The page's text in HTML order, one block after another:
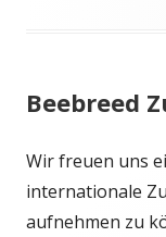
Beebreed
Wir freuen uns
internationale
aufnehmen zu